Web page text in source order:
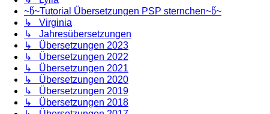
~წ~Tutorial Übersetzungen PSP sternchen~წ~
↳ Virginia
↳ Jahresübersetzungen
↳ Übersetzungen 2023
↳ Übersetzungen 2022
↳ Übersetzungen 2021
↳ Übersetzungen 2020
↳ Übersetzungen 2019
↳ Übersetzungen 2018